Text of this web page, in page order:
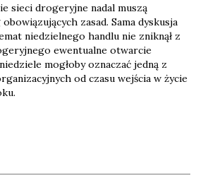
sieci drogeryjne nadal muszą
zasad. Sama dyskusja
niedzielnego handlu nie zniknął z
ewentualne otwarcie
mogłoby oznaczać jedną z
od czasu wejścia w życie